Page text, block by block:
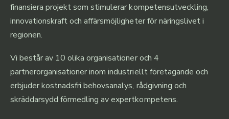
finansiera projekt som stimulerar kompetensutveckling,
innovationskraft och affärsmöjligheter för näringslivet i
regionen.
Vi består av 10 olika organisationer och 4
partnerorganisationer inom industriellt företagande och
erbjuder kostnadsfri behovsanalys, rådgivning och
skräddarsydd förmedling av expertkompetens.